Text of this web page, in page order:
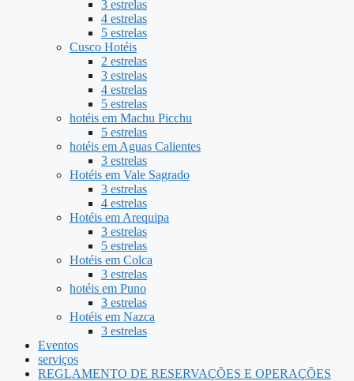
3 estrelas
4 estrelas
5 estrelas
Cusco Hotéis
2 estrelas
3 estrelas
4 estrelas
5 estrelas
hotéis em Machu Picchu
5 estrelas
hotéis em Aguas Calientes
3 estrelas
Hotéis em Vale Sagrado
3 estrelas
4 estrelas
Hotéis em Arequipa
3 estrelas
5 estrelas
Hotéis em Colca
3 estrelas
hotéis em Puno
3 estrelas
Hotéis em Nazca
3 estrelas
Eventos
serviços
REGLAMENTO DE RESERVAÇÕES E OPERAÇÕES